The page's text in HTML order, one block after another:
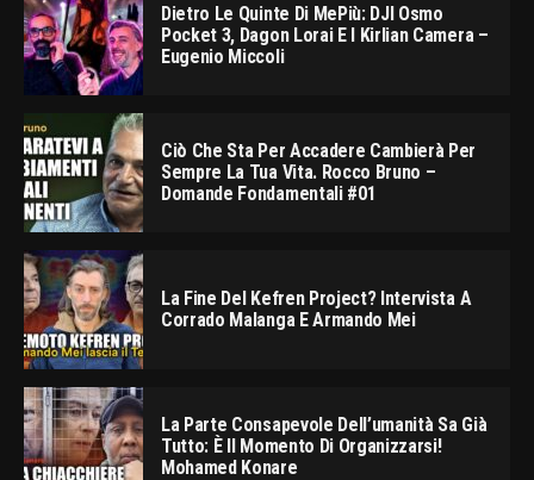
Dietro Le Quinte Di MePiù: DJI Osmo
Pocket 3, Dagon Lorai E I Kirlian Camera –
Eugenio Miccoli
Ciò Che Sta Per Accadere Cambierà Per
Sempre La Tua Vita. Rocco Bruno –
Domande Fondamentali #01
La Fine Del Kefren Project? Intervista A
Corrado Malanga E Armando Mei
La Parte Consapevole Dell’umanità Sa Già
Tutto: È Il Momento Di Organizzarsi!
Mohamed Konare